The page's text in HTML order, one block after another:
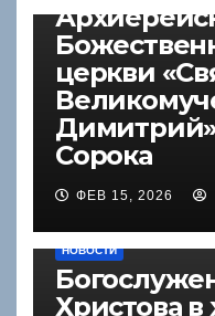
церкви
Сорока
ФЕВ 15, 2026
НОВОСТИ
Христова в